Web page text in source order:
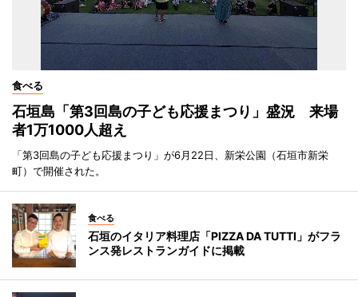
食べる
石垣島「第3回島の子ども応援まつり」盛況 来場
者1万1000人超え
「第3回島の子ども応援まつり」が6月22日、新栄公園（石垣市新栄
町）で開催された。
食べる
石垣のイタリア料理店「PIZZA DA TUTTI」がフラ
ンス発レストランガイドに掲載